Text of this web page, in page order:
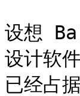
设想
设计软
已经占